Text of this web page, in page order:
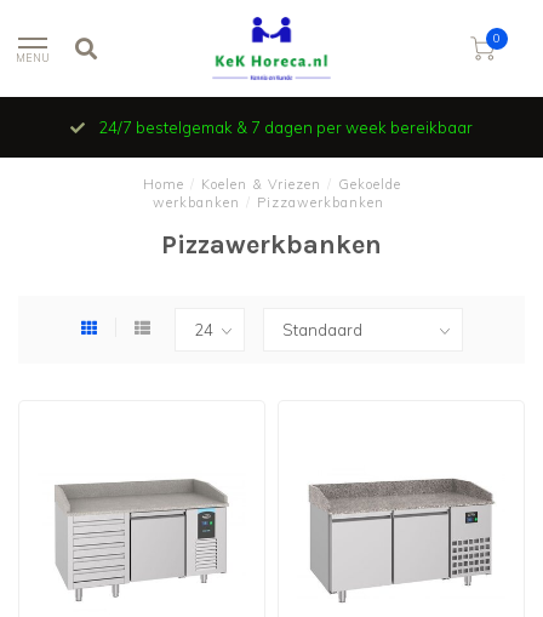
MENU
0
24/7 bestelgemak & 7 dagen per week bereikbaar
Home Koelen & Vriezen
Gekoelde
werkbanken
Pizzawerkbanken
Pizzawerkbanken